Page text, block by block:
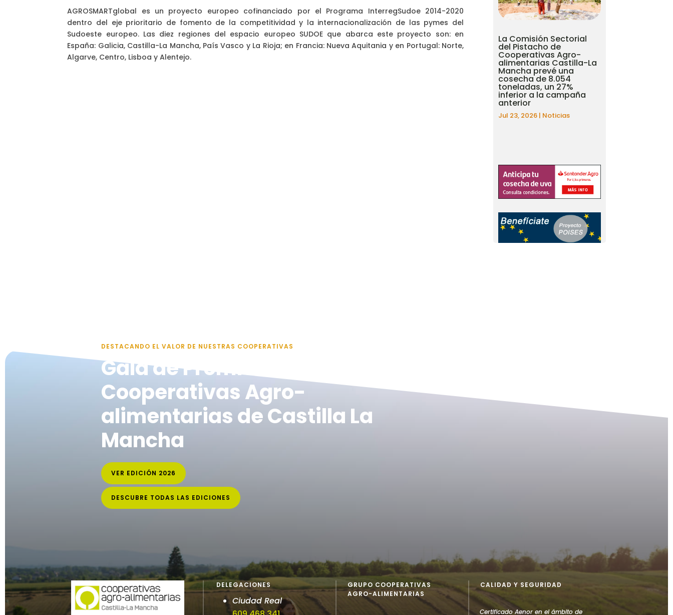
AGROSMARTglobal es un proyecto europeo cofinanciado por el Programa InterregSudoe 2014-2020
dentro del eje prioritario de fomento de la competitividad y la internacionalización de las pymes del
Sudoeste europeo. Las diez regiones del espacio europeo SUDOE que abarca este proyecto son: en
España: Galicia, Castilla-La Mancha, País Vasco y La Rioja; en Francia: Nueva Aquitania y en Portugal: Norte,
Algarve, Centro, Lisboa y Alentejo.
La Comisión Sectorial
del Pistacho de
Cooperativas Agro-
alimentarias Castilla-La
Mancha prevé una
cosecha de 8.054
toneladas, un 27%
inferior a la campaña
anterior
Jul 23, 2026 | Noticias
DESTACANDO EL VALOR DE NUESTRAS COOPERATIVAS
Gala de Premios
Cooperativas Agro-
alimentarias de Castilla La
Mancha
VER EDICIÓN 2026
DESCUBRE TODAS LAS EDICIONES
DELEGACIONES
Ciudad Real
GRUPO COOPERATIVAS
AGRO-ALIMENTARIAS
CALIDAD Y SEGURIDAD
Certificado Aenor en el ámbito de